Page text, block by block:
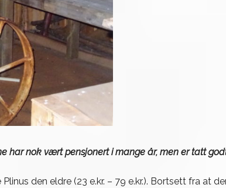
har nok vært pensjonert i mange år, men er tatt
den eldre (23 e.kr. – 79 e.kr.). Bortsett fra at